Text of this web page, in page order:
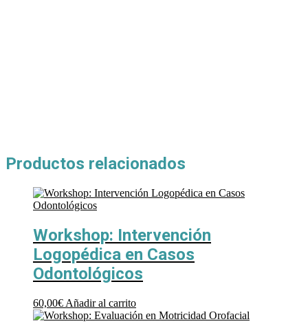
Productos relacionados
Workshop: Intervención
Logopédica en Casos
Odontológicos
60,00€ Añadir al carrito